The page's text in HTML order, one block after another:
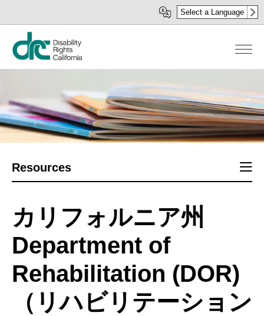
イ
ン
ツ
に
移
Select a Language
Resources
カリフォルニア州
Department of
Rehabilitation (DOR)
（リハビリテーション